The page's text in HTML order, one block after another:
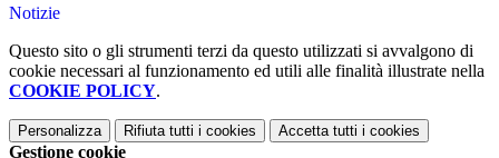
Notizie
Questo sito o gli strumenti terzi da questo utilizzati si avvalgono di
cookie necessari al funzionamento ed utili alle finalità illustrate nella
COOKIE POLICY.
Personalizza Rifiuta tutti i cookies Accetta tutti i cookies
Gestione cookie